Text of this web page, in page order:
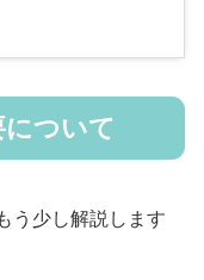
ついて
う少し解説します